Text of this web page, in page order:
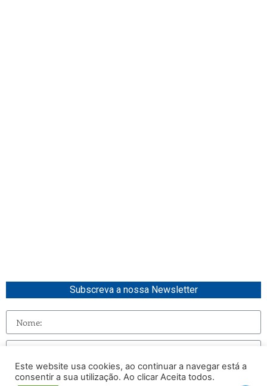
Subscreva a nossa Newsletter
Enviar
Este website usa cookies, ao continuar a navegar está a
consentir a sua utilização. Ao clicar Aceita todos.